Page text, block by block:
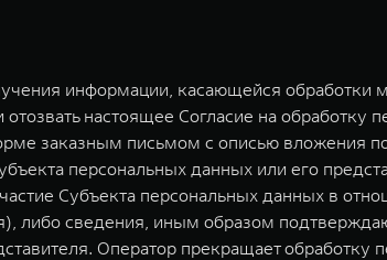
информации, касающейся обработки
настоящее Согласие на
заказным письмом с описью вложения
персональных данных или его
Субъекта персональных данных в
либо сведения, иным образом
Оператор прекращает